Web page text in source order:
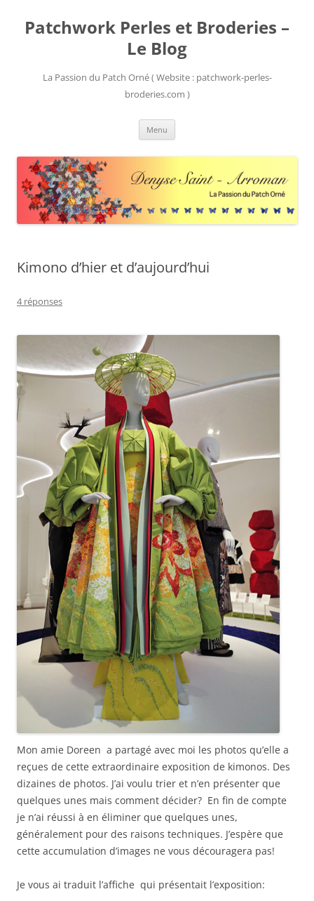
Patchwork Perles et Broderies –
Le Blog
La Passion du Patch Orné ( Website : patchwork-perles-
broderies.com )
Menu
Kimono d’hier et d’aujourd’hui
4 réponses
Mon amie Doreen a partagé avec moi les photos qu’elle a
reçues de cette extraordinaire exposition de kimonos. Des
dizaines de photos. J’ai voulu trier et n’en présenter que
quelques unes mais comment décider? En fin de compte
je n’ai réussi à en éliminer que quelques unes,
généralement pour des raisons techniques. J’espère que
cette accumulation d’images ne vous découragera pas!
Je vous ai traduit l’affiche qui présentait l’exposition: